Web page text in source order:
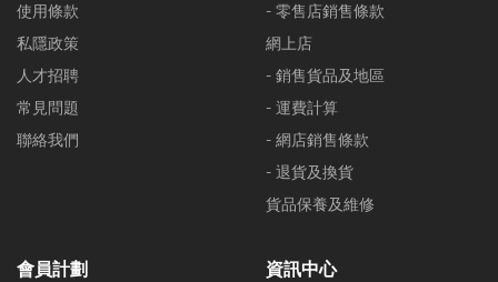
使用條款
私隱政策
人才招聘
常見問題
聯絡我們
- 零售店銷售條款
網上店
- 銷售貨品及地區
- 運費計算
- 網店銷售條款
- 退貨及換貨
貨品保養及維修
會員計劃 資訊中心